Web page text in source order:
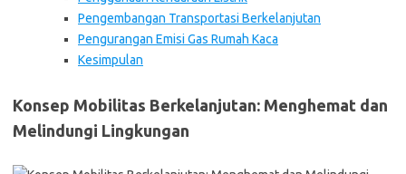
Pengembangan Transportasi Berkelanjutan
Pengurangan Emisi Gas Rumah Kaca
Kesimpulan
Konsep Mobilitas Berkelanjutan: Menghemat dan
Melindungi Lingkungan